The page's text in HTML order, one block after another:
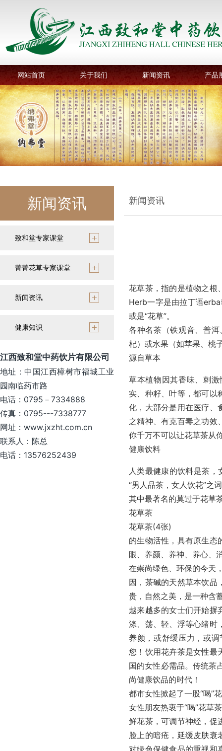
网站首页 关于我们 新闻资讯 产品
新闻资讯
致和堂专家课堂
菁菁花草专家课堂
新闻资讯
健康知识
江西致和堂中药饮片有限公司
地址：中国江西樟树市福城工业
园南临药市路
电话：0795－7334888
传真：0795---7338777
网址：www.jxzht.com.cn
联系人：陈总
电话：13576252439
新闻资讯
花草茶，指的是植物之根
Herb一字是由拉丁语
或是“花草”。
各种名茶（铁观音、普
杞）或水果（如苹果、桃
源自草本
草本植物因其香味、刺
实、种籽、叶等，都可以
化，大部分是用在医疗、
之精神、有克百毒之功效
你千万不可以让花草茶从
健康饮料
人类最健康的饮料是茶
“男人品茶，女人饮花”之
其中最著名的莫过于花草
花草茶
花草茶(4张)
的生物活性，具有原生态
眼、养颜、养神、养心、
在崇尚绿色、环保的今天
因，茶碱的天然草本饮品
贵，自然之美，是一种含
越来越多的女士们开始摒
涤、荡、轻、浮等心绪时
养颜，或舒缓压力，或
您！饮用花卉茶是女性最
国的女性必需品。传统茶
尚健康饮品的时代！
都市女性掀起了一股“喝”
女性朋友热衷于“喝”花草
鲜花茶，可调节神经，促
脸上的暗疮，延缓皮肤衰
对绿色保健食品的重视和